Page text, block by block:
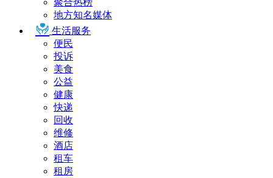
聚合热榜
地方知名媒体
生活服务
便民
投诉
美食
公益
健康
快递
回收
维修
酒店
租车
租房